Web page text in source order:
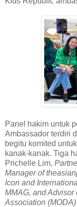
Panel hakim untuk
Ambassador terdiri
begitu komited
kanak-kanak. Tiga
Prichelle Lim,
Manager of
Icon and
MMAG, and
Association (MODA)